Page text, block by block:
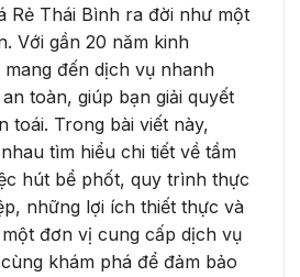
Rẻ Thái Bình ra đời như một
Với gần 20 năm kinh
đến dịch vụ nhanh
toàn, giúp bạn giải quyết
toái. Trong bài viết này,
tìm hiểu chi tiết về tầm
hút bể phốt, quy trình thực
những lợi ích thiết thực và
đơn vị cung cấp dịch vụ
khám phá để đảm bảo